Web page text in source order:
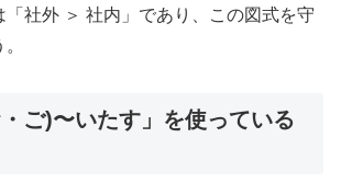
社外 ＞ 社内」であり、この図式を守
ご)〜いたす」を使っている